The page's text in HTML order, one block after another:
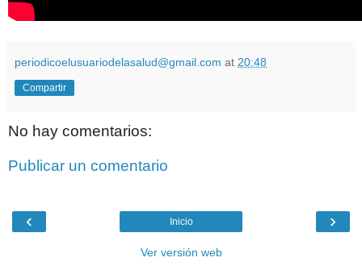
periodicoelusuariodelasalud@gmail.com at 20:48
Compartir
No hay comentarios:
Publicar un comentario
‹ ›
Inicio
Ver versión web